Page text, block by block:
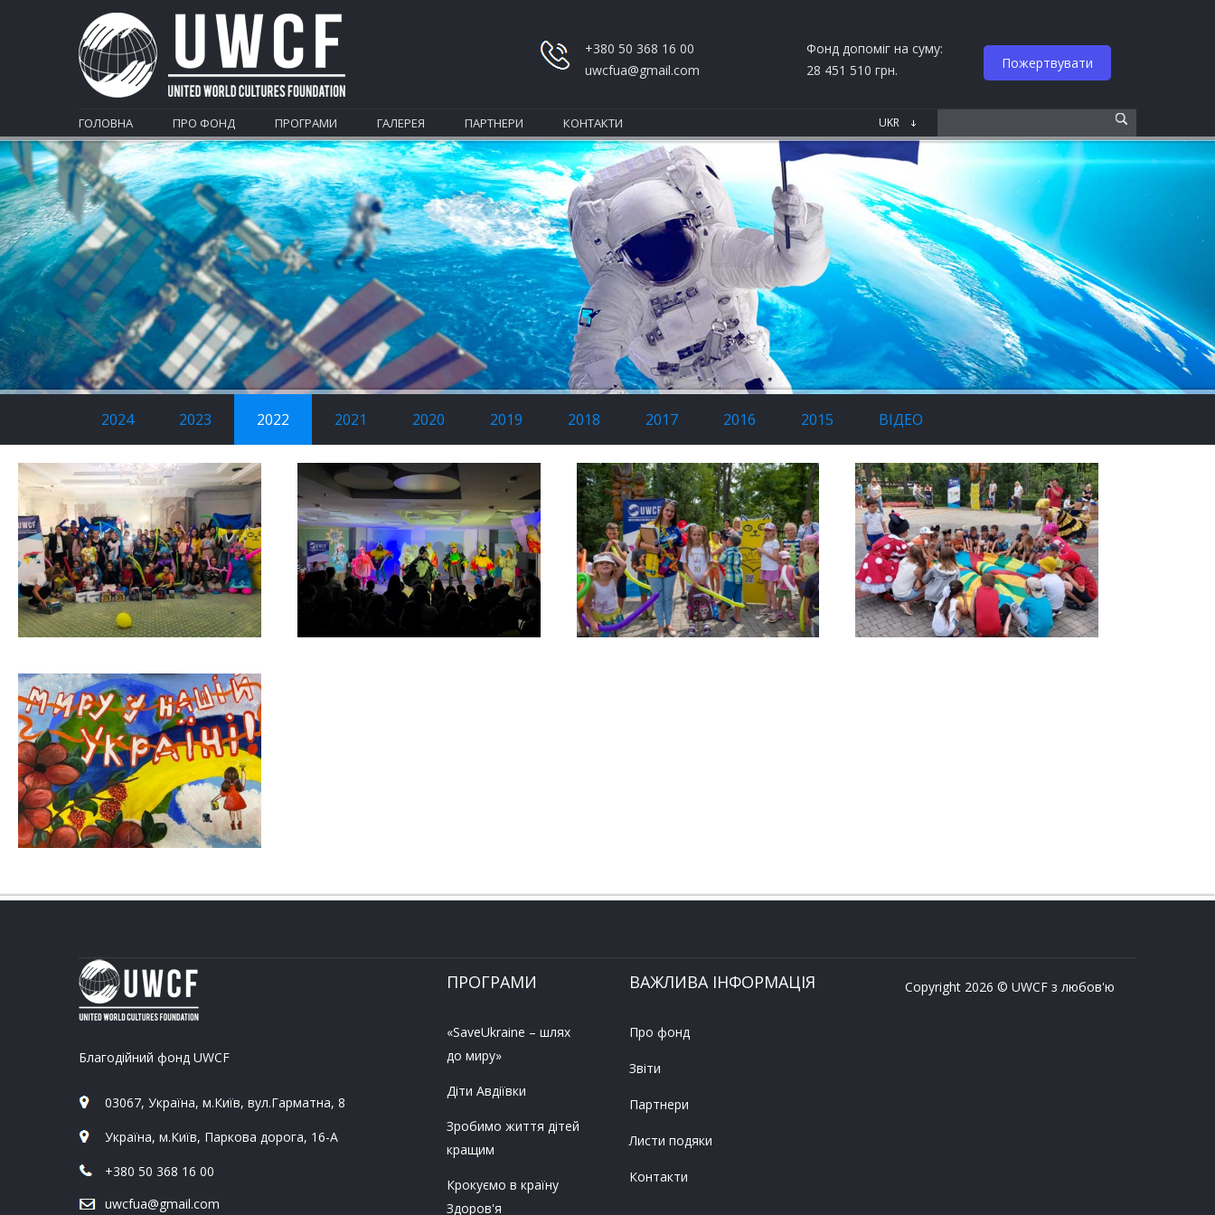
+380 50 368 16 00
uwcfua@gmail.com
Фонд допоміг на суму:
28 451 510 грн.
Пожертвувати
ГОЛОВНА ПРО ФОНД ПРОГРАМИ ГАЛЕРЕЯ ПАРТНЕРИ КОНТАКТИ
2024 2023 2022 2021 2020 2019 2018 2017 2016 2015 ВІДЕО
Благодійний фонд UWCF
03067, Україна, м.Київ, вул.Гарматна, 8
Україна, м.Київ, Паркова дорога, 16-А
+380 50 368 16 00
uwcfua@gmail.com
ПРОГРАМИ
«SaveUkraine – шлях
до миру»
Діти Авдіївки
Зробимо життя дітей
кращим
Крокуємо в країну
Здоров'я
ВАЖЛИВА ІНФОРМАЦІЯ
Про фонд
Звіти
Партнери
Листи подяки
Контакти
Copyright 2026 © UWCF з любов'ю